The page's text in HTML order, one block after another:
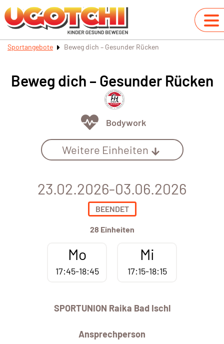
Sportangebote Beweg dich – Gesunder Rücken
Beweg dich – Gesunder Rücken
Bodywork
Weitere Einheiten
23.02.2026-03.06.2026
BEENDET
28 Einheiten
Mo
17:45-18:45
Mi
17:15-18:15
SPORTUNION Raika Bad Ischl
Ansprechperson